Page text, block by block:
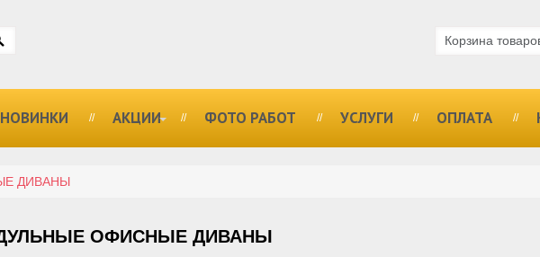
Корзина
НОВИНКИ АКЦИИ ФОТО РАБОТ УСЛУГИ ОПЛАТА
ДИВАНЫ
ОФИСНЫЕ ДИВАНЫ